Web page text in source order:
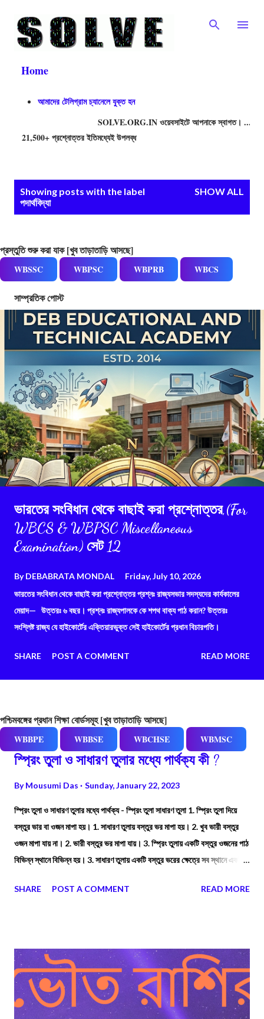
Skip to main content
Home
আমাদের টেলিগ্রাম চ্যানেলে যুক্ত হন
SOLVE.ORG.IN ওয়েবসাইটে আপনাকে স্বাগত। ....বিভিন্ন
21,500+ প্রশ্নোত্তর ইতিমধ্যেই উপলব্ধ
s
Showing posts with the label
পদার্থবিদ্যা
SHOW ALL
প্রস্তুতি শুরু করা যাক [খুব তাড়াতাড়ি আসছে]
WBSSC WBPSC WBPRB WBCS
সাম্প্রতিক পোস্ট
ভারতের সংবিধান থেকে বাছাই করা প্রশ্নোত্তর,(For
WBCS & WBPSC Miscellaneous
Examination) সেট 12
ByDEBABRATA MONDAL
Friday, July 10, 2026
ভারতের সংবিধান থেকে বাছাই করা প্রশ্নোত্তর প্রশ্নঃ রাজ্যসভার সদস্যদের কার্যকালের
মেয়াদ— উত্তরঃ ৬ বছর। প্রশ্নঃ রাজ্যপালকে কে শপথ বাক্য পাঠ করান? উত্তরঃ
সংশ্লিষ্ট রাজ্য যে হাইকোর্টের এক্তিয়ারভুক্ত সেই হাইকোর্টের প্রধান বিচারপতি।
SHARE POST A COMMENT READ MORE
পশ্চিমবঙ্গের প্রধান শিক্ষা বোর্ডসমূহ [খুব তাড়াতাড়ি আসছে]
WBBPE WBBSE WBCHSE WBMSC
স্প্রিং তুলা ও সাধারণ তুলার মধ্যে পার্থক্য কী ?
ByMousumi Das Sunday, January 22, 2023
স্প্রিং তুলা ও সাধারণ তুলার মধ্যে পার্থক্য - স্প্রিং তুলা সাধারণ তুলা 1. স্প্রিং তুলা দিয়ে
বস্তুর ভার বা ওজন মাপা হয়। 1. সাধারণ তুলায় বস্তুর ভর মাপা হয়। 2. খুব ভারী বস্তুর
ওজন মাপা যায় না। 2. ভারী বস্তুর ভর মাপা যায়। 3. স্প্রিং তুলায় একটি বস্তুর ওজনের পাঠ
বিভিন্ন স্থানে বিভিন্ন হয়। 3. সাধারণ তুলায় একটি বস্তুর ভরের ক্ষেত্রে সব স্থানে একই
4. সাধারণ তুলা সব স্থানে সঠিক পাঠ দেয়। 5. স্প্রিং তুলার কার্যনীতি পৃথিবীর অভিকর্ষ বলের
SHARE POST A COMMENT READ MORE